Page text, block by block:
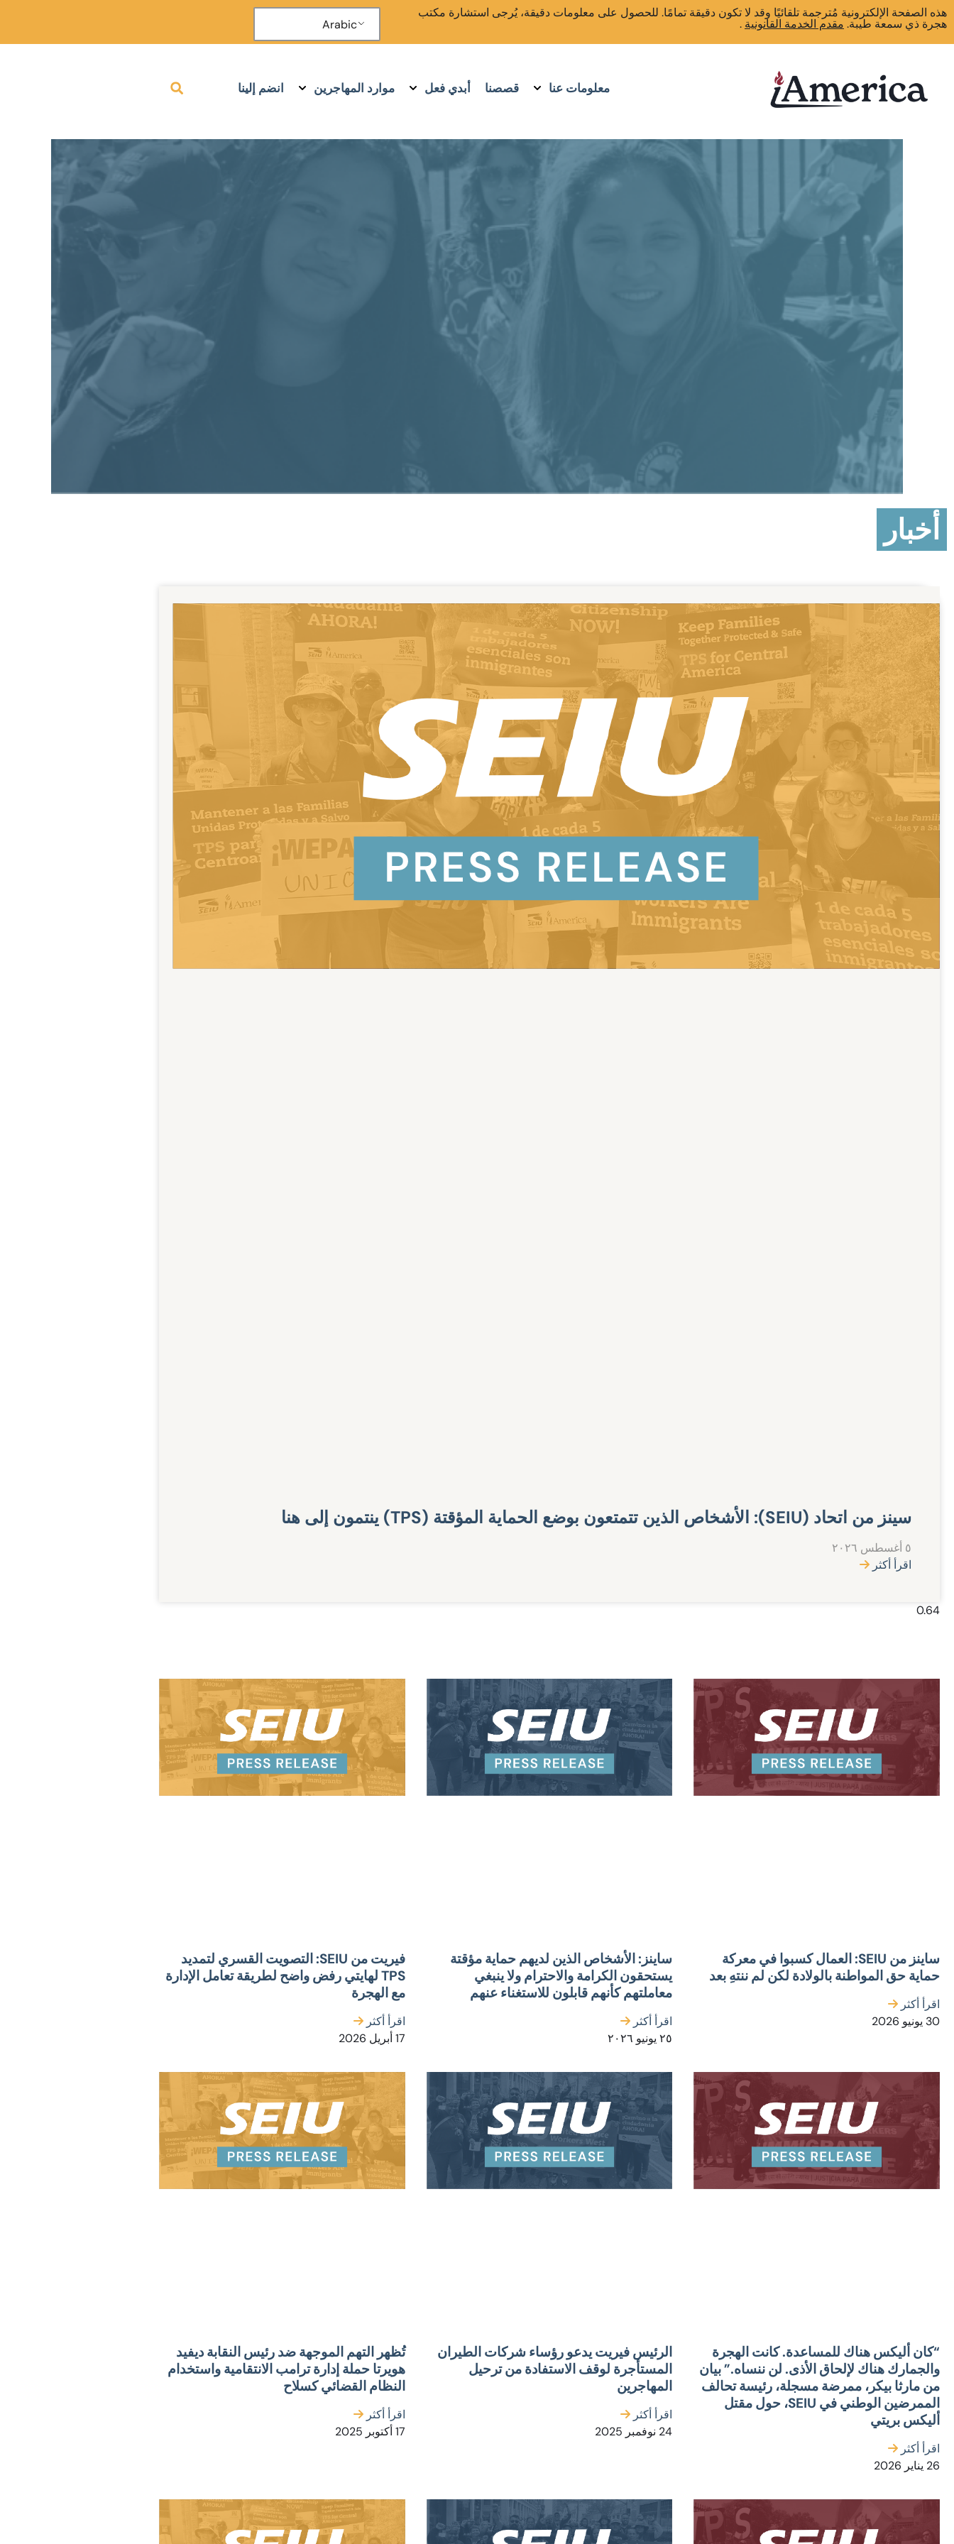
هذه الصفحة الإلكترونية مُترجمة تلقائيًا وقد لا تكون دقيقة تمامًا. للحصول على معلومات دقيقة، يُرجى استشارة مكتب
هجرة ذي سمعة طيبة. مقدم الخدمة القانونية .
Arabic
معلومات عنا قصصنا أبدي فعل موارد المهاجرين انضم إلينا
أخبار
سينز من اتحاد (SEIU): الأشخاص الذين تتمتعون بوضع الحماية المؤقتة (TPS) ينتمون إلى هنا
٥ أغسطس ٢٠٢٦
اقرأ أكثر
ساينز من SEIU: العمال كسبوا في معركة
حماية حق المواطنة بالولادة لكن لم ننتهِ بعد
اقرأ أكثر
30 يونيو 2026
ساينز: الأشخاص الذين لديهم حماية مؤقتة
يستحقون الكرامة والاحترام ولا ينبغي
معاملتهم كأنهم قابلون للاستغناء عنهم
اقرأ أكثر
٢٥ يونيو ٢٠٢٦
فيريت من SEIU: التصويت القسري لتمديد
TPS لهايتي رفض واضح لطريقة تعامل الإدارة
مع الهجرة
اقرأ أكثر
17 أبريل 2026
“كان أليكس هناك للمساعدة. كانت الهجرة
والجمارك هناك لإلحاق الأذى. لن ننساه.” بيان
من مارثا بيكر، ممرضة مسجلة، رئيسة تحالف
الممرضين الوطني في SEIU، حول مقتل
أليكس بريتي
اقرأ أكثر
26 يناير 2026
الرئيس فيريت يدعو رؤساء شركات الطيران
المستأجرة لوقف الاستفادة من ترحيل
المهاجرين
اقرأ أكثر
24 نوفمبر 2025
تُظهر التهم الموجهة ضد رئيس النقابة ديفيد
هويرتا حملة إدارة ترامب الانتقامية واستخدام
النظام القضائي كسلاح
اقرأ أكثر
17 أكتوبر 2025